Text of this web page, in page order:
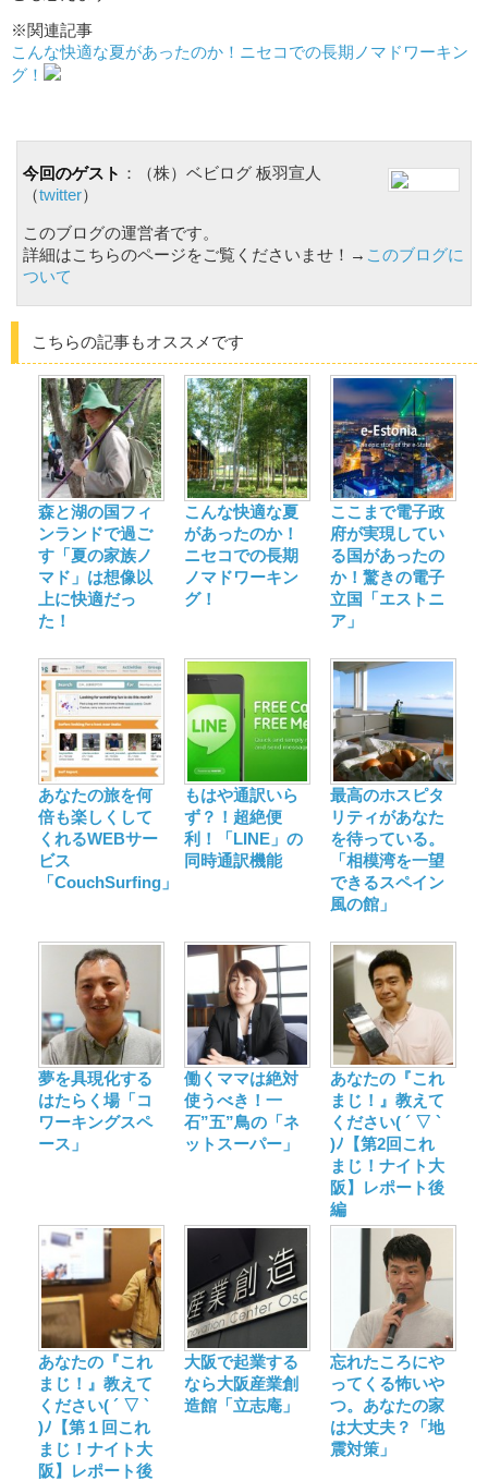
※関連記事
こんな快適な夏があったのか！ニセコでの長期ノマドワーキン
グ！
今回のゲスト ：（株）ベビログ 板羽宣人
（twitter）
このブログの運営者です。
詳細はこちらのページをご覧くださいませ！→ このブログに
ついて
こちらの記事もオススメです
森と湖の国フィ
ンランドで過ご
す「夏の家族ノ
マド」は想像以
上に快適だっ
た！
こんな快適な夏
があったのか！
ニセコでの長期
ノマドワーキン
グ！
ここまで電子政
府が実現してい
る国があったの
か！驚きの電子
立国「エストニ
ア」
あなたの旅を何
倍も楽しくして
くれるWEBサー
ビス
「CouchSurfing」
もはや通訳いら
ず？！超絶便
利！「LINE」の
同時通訳機能
最高のホスピタ
リティがあなた
を待っている。
「相模湾を一望
できるスペイン
風の館」
夢を具現化する
はたらく場「コ
ワーキングスペ
ース」
働くママは絶対
使うべき！一
石”五”鳥の「ネ
ットスーパー」
あなたの『これ
まじ！』教えて
ください( ´ ▽ `
)ﾉ【第2回これ
まじ！ナイト大
阪】レポート後
編
あなたの『これ
まじ！』教えて
ください( ´ ▽ `
)ﾉ【第１回これ
まじ！ナイト大
阪】レポート後
大阪で起業する
なら大阪産業創
造館「立志庵」
忘れたころにや
ってくる怖いや
つ。あなたの家
は大丈夫？「地
震対策」